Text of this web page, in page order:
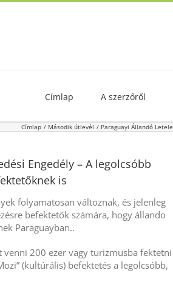
Címlap A szerzőről
Címlap Második útlevél Paraguayi Állandó
Engedély – A legolcsóbb
is
folyamatosan változnak, és jelenleg
befektetők számára, hogy állando
Paraguayban..
200 ezer vagy turizmusba fektetni
(kultúrális) befektetés a legolcsóbb,